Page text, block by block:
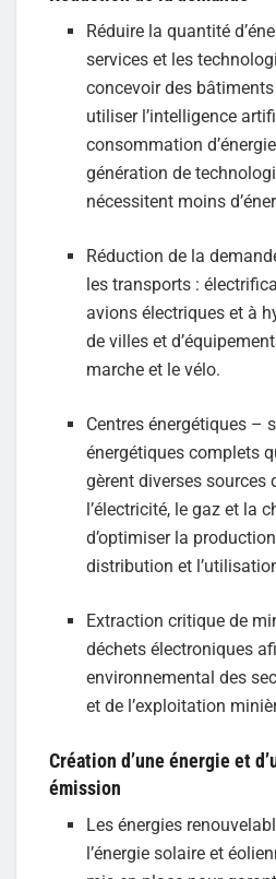
Réduire la quantité
services et les
concevoir des
utiliser l’intelligence
consommation
génération de
nécessitent moins
Réduction de la
les transports :
avions électriques et à
de villes et
marche et le vélo.
Centres énergétiques –
énergétiques complets
gèrent diverses sources
l’électricité, le gaz et la
d’optimiser la
distribution et
Extraction critique de
déchets électroniques
environnemental des
et de l’exploitation
Création d’une énergie et
émission
Les énergies
l’énergie solaire et